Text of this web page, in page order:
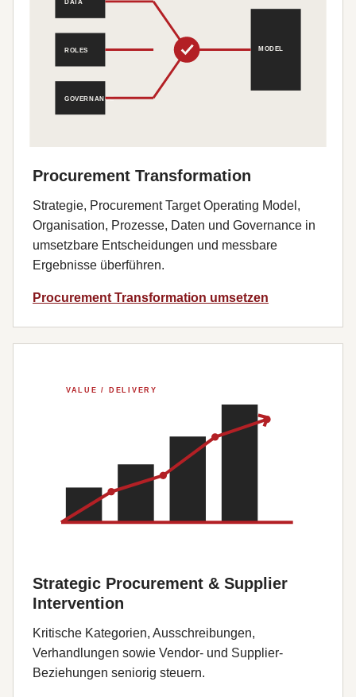
Procurement Transformation
Strategie, Procurement Target Operating Model,
Organisation, Prozesse, Daten und Governance in
umsetzbare Entscheidungen und messbare
Ergebnisse überführen.
Procurement Transformation umsetzen
Strategic Procurement & Supplier
Intervention
Kritische Kategorien, Ausschreibungen,
Verhandlungen sowie Vendor- und Supplier-
Beziehungen seniorig steuern.